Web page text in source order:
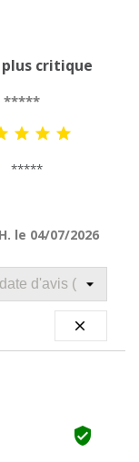
critique
*****
  
*****
le 04/07/2026

